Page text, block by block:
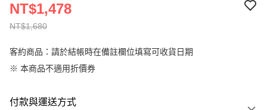
NT$1,680
NT$1,478
客約商品：請於結帳時在備註欄位填寫可收貨日期
※ 本商品不適用折價券
付款與運送方式